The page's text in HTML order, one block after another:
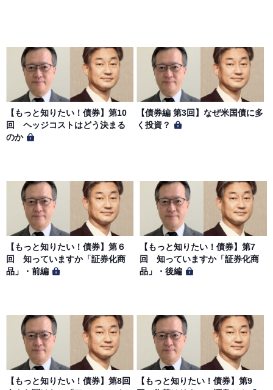
【もっと知りたい！債券】第10
回 ヘッジコストはどう決まる
のか
【債券編 第3回】なぜ米国債に多
く投資？
【もっと知りたい！債券】第６
回 知っていますか「証券化商
品」・前編
【もっと知りたい！債券】第7
回 知っていますか「証券化商
品」・後編
【もっと知りたい！債券】第8回
【もっと知りたい！債券】第9